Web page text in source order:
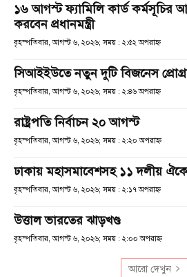
১৬ আগস্ট ফ্যামিলি কার্ড কর্মসূচির
করবেন প্রধানমন্ত্রী
বৃহস্পতিবার, আগস্ট ৬, ২০২৬; সময় : ২:৫২ অপরাহ্ণ
সিআইইউতে নতুন দুটি বিজনেস
বৃহস্পতিবার, আগস্ট ৬, ২০২৬; সময় : ২:৪৬ অপরাহ্ণ
রাষ্ট্রপতি নির্বাচন ২০ আগস্ট
বৃহস্পতিবার, আগস্ট ৬, ২০২৬; সময় : ২:২০ অপরাহ্ণ
ঢাকায় মহাসমাবেশসহ ১১ দলীয়
বৃহস্পতিবার, আগস্ট ৬, ২০২৬; সময় : ২:১৭ অপরাহ্ণ
উত্তাল ভারতের ঝাড়খণ্ড
বৃহস্পতিবার, আগস্ট ৬, ২০২৬; সময় : ২:০০ অপরাহ্ণ
আরো দেখুন